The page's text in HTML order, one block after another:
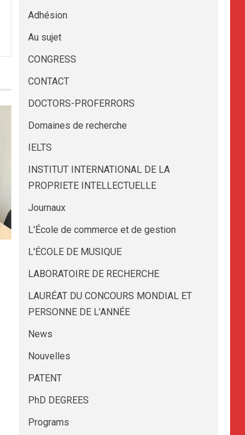
Adhésion
Au sujet
CONGRESS
CONTACT
DOCTORS-PROFERRORS
Domaines de recherche
IELTS
INSTITUT INTERNATIONAL DE LA
PROPRIETE INTELLECTUELLE
Journaux
L'École de commerce et de gestion
L'ÉCOLE DE MUSIQUE
LABORATOIRE DE RECHERCHE
LAURÉAT DU CONCOURS MONDIAL ET
PERSONNE DE L’ANNÉE
News
Nouvelles
PATENT
PhD DEGREES
Programs